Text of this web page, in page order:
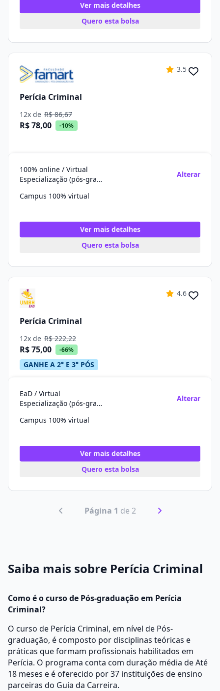
Ver mais detalhes
Quero esta bolsa
3.5
Perícia Criminal
12x de R$ 86,67
R$ 78,00 -10%
100% online / Virtual
Especialização (pós-graduação)
Alterar
Campus 100% virtual
Ver mais detalhes
Quero esta bolsa
4.6
Perícia Criminal
12x de R$ 222,22
R$ 75,00 -66%
GANHE A 2° E 3° PÓS
EaD / Virtual
Especialização (pós-graduação)
Alterar
Campus 100% virtual
Ver mais detalhes
Quero esta bolsa
Página 1 de 2
Saiba mais sobre Perícia Criminal
Como é o curso de Pós-graduação em Perícia
Criminal?
O curso de Perícia Criminal, em nível de Pós-
graduação, é composto por disciplinas teóricas e
práticas que formam profissionais habilitados em
Perícia. O programa conta com duração média de Até
18 meses e é oferecido por 37 instituições de ensino
parceiras do Guia da Carreira.